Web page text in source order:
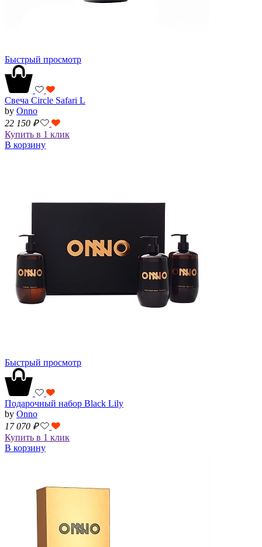
Быстрый просмотр
Свеча Circle Safari L
by Onno
22 150 ₽
Купить в 1 клик
В корзину
Быстрый просмотр
Подарочный набор Black Lily
by Onno
17 070 ₽
Купить в 1 клик
В корзину